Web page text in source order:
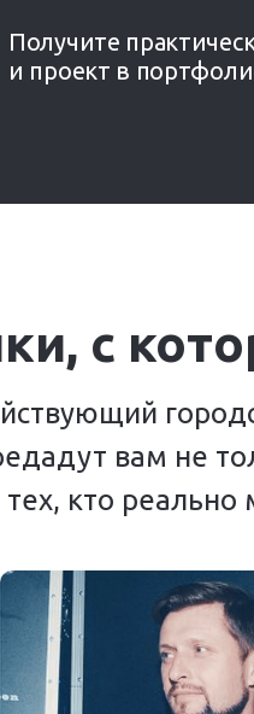
Получите
и проект в
с
вам не
кто реально